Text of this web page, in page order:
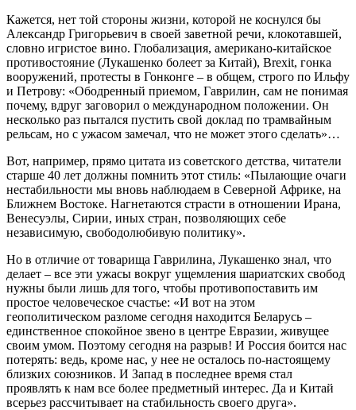
Кажется, нет той стороны жизни, которой не коснулся бы
Александр Григорьевич в своей заветной речи, клокотавшей,
словно игристое вино. Глобализация, американо-китайское
противостояние (Лукашенко болеет за Китай), Brexit, гонка
вооружений, протесты в Гонконге – в общем, строго по Ильфу
и Петрову: «Ободренный приемом, Гаврилин, сам не понимая
почему, вдруг заговорил о международном положении. Он
несколько раз пытался пустить свой доклад по трамвайным
рельсам, но с ужасом замечал, что не может этого сделать»…
Вот, например, прямо цитата из советского детства, читатели
старше 40 лет должны помнить этот стиль: «Пылающие очаги
нестабильности мы вновь наблюдаем в Северной Африке, на
Ближнем Востоке. Нагнетаются страсти в отношении Ирана,
Венесуэлы, Сирии, иных стран, позволяющих себе
независимую, свободолюбивую политику».
Но в отличие от товарища Гаврилина, Лукашенко знал, что
делает – все эти ужасы вокруг ущемления шариатских свобод
нужны были лишь для того, чтобы противопоставить им
простое человеческое счастье: «И вот на этом
геополитическом разломе сегодня находится Беларусь –
единственное спокойное звено в центре Евразии, живущее
своим умом. Поэтому сегодня на разрыв! И Россия боится нас
потерять: ведь, кроме нас, у нее не осталось по-настоящему
близких союзников. И Запад в последнее время стал
проявлять к нам все более предметный интерес. Да и Китай
всерьез рассчитывает на стабильность своего друга».